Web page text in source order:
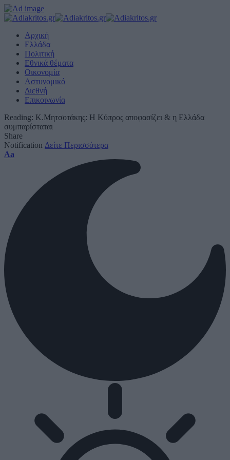
Αρχική
Ελλάδα
Πολιτική
Εθνικά θέματα
Οικονομία
Αστυνομικό
Διεθνή
Επικοινωνία
Reading: Κ.Μητσοτάκης: Η Κύπρος αποφασίζει & η Ελλάδα
συμπαρίσταται
Share
Notification Δείτε Περισσότερα
Font
Aa